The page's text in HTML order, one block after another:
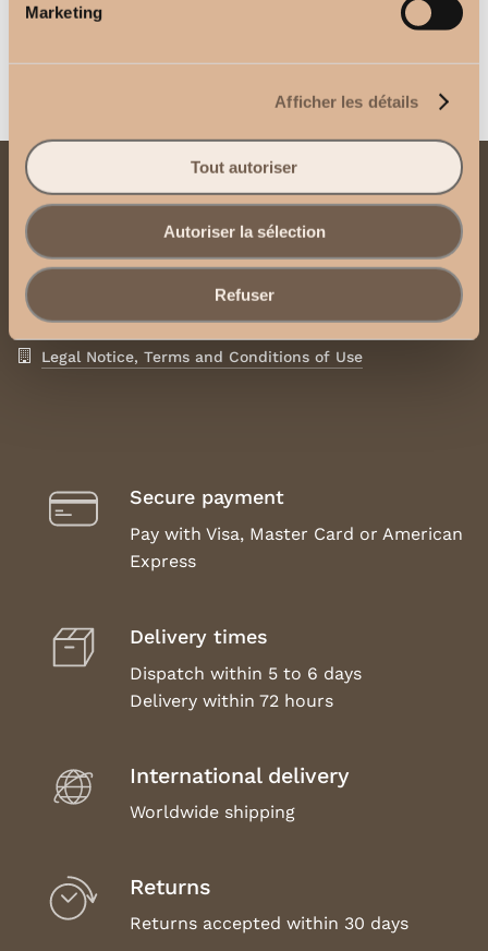
Marketing
Afficher les détails
Tout autoriser
Autoriser la sélection
Refuser
2,50
Contact us
Send us an email
Contact us via WhatsApp
Legal Notice, Terms and Conditions of Use
Secure payment
Pay with Visa, Master Card or American
Express
Delivery times
Dispatch within 5 to 6 days
Delivery within 72 hours
International delivery
Worldwide shipping
Returns
Returns accepted within 30 days